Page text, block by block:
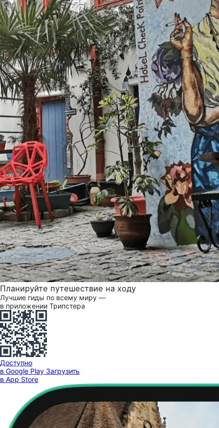
Планируйте путешествие на ходу
Лучшие гиды по всему миру —
в приложении Трипстера
Доступно
в Google Play Загрузить
в App Store